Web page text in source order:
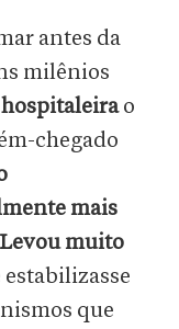
antes da
milênios
hospitaleirao
chegado
mais
Levou muito
estabilizasse
que